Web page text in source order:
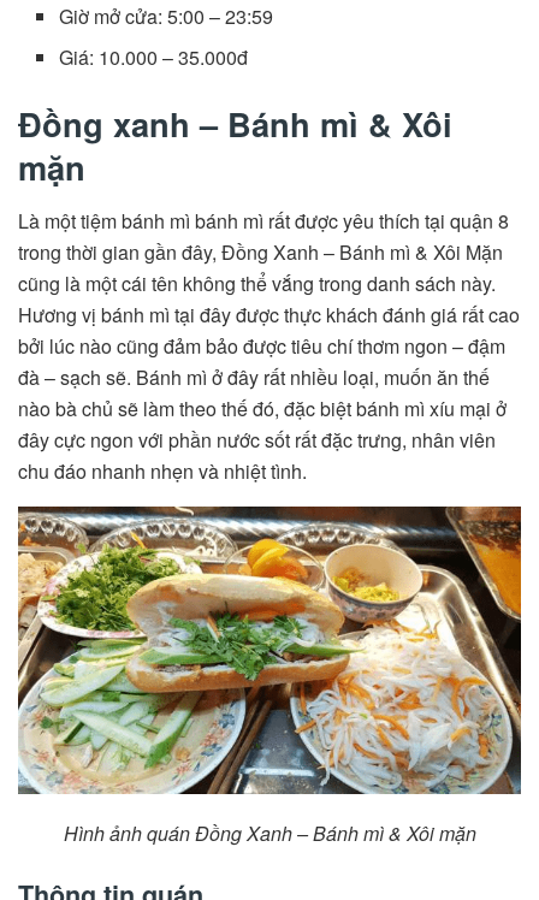
Giờ mở cửa: 5:00 – 23:59
Giá: 10.000 – 35.000đ
Đồng xanh – Bánh mì & Xôi
mặn
Là một tiệm bánh mì bánh mì rất được yêu thích tại quận 8
trong thời gian gần đây, Đồng Xanh – Bánh mì & Xôi Mặn
cũng là một cái tên không thể vắng trong danh sách này.
Hương vị bánh mì tại đây được thực khách đánh giá rất cao
bởi lúc nào cũng đảm bảo được tiêu chí thơm ngon – đậm
đà – sạch sẽ. Bánh mì ở đây rất nhiều loại, muốn ăn thế
nào bà chủ sẽ làm theo thế đó, đặc biệt bánh mì xíu mại ở
đây cực ngon với phần nước sốt rất đặc trưng, nhân viên
chu đáo nhanh nhẹn và nhiệt tình.
Hình ảnh quán Đồng Xanh – Bánh mì & Xôi mặn